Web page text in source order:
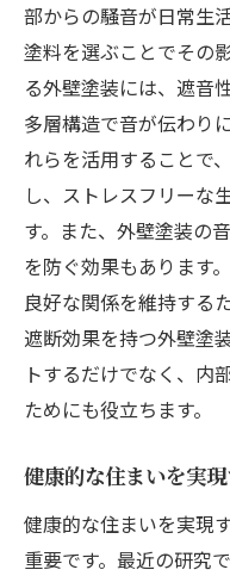
部からの騒音が日常生
塗料を選ぶことでその
る外壁塗装には、遮音
多層構造で音が伝わり
れらを活用することで
し、ストレスフリーな
す。また、外壁塗装の
を防ぐ効果もあります
良好な関係を維持する
遮断効果を持つ外壁塗
トするだけでなく、内
ためにも役立ちます。
健康的な住まいを実
健康的な住まいを実現
重要です。最近の研究